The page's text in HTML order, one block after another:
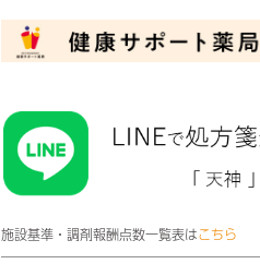
施設基準・調剤報酬点数一覧表はこちら